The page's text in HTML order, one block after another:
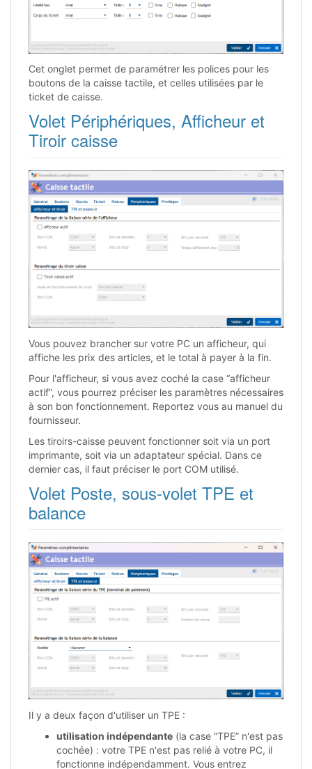
Cet onglet permet de paramétrer les polices pour les
boutons de la caisse tactile, et celles utilisées par le
ticket de caisse.
Volet Périphériques, Afficheur et
Tiroir caisse
Vous pouvez brancher sur votre PC un afficheur, qui
affiche les prix des articles, et le total à payer à la fin.
Pour l'afficheur, si vous avez coché la case “afficheur
actif”, vous pourrez préciser les paramètres nécessaires
à son bon fonctionnement. Reportez vous au manuel du
fournisseur.
Les tiroirs-caisse peuvent fonctionner soit via un port
imprimante, soit via un adaptateur spécial. Dans ce
dernier cas, il faut préciser le port COM utilisé.
Volet Poste, sous-volet TPE et
balance
Il y a deux façon d'utiliser un TPE :
utilisation indépendante (la case “TPE” n'est pas
cochée) : votre TPE n'est pas relié à votre PC, il
fonctionne indépendamment. Vous entrez